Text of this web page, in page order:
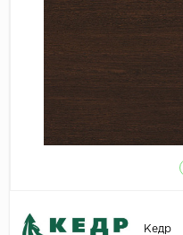
Кедр